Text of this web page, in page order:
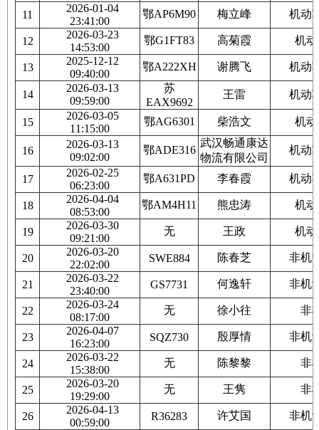
11
2026-01-04
23:41:00
鄂AP6M90 梅立峰 机动
12
2026-03-23
14:53:00
鄂G1FT83 高菊霞 机
13
2025-12-12
09:40:00
鄂A222XH 谢腾飞 机动
14
2026-03-13
09:59:00
苏
EAX9692
王雷 机动
15
2026-03-05
11:15:00
鄂AG6301 柴浩文 机
16
2026-03-13
09:02:00
鄂ADE316
武汉畅通康达
物流有限公司
机动
17
2026-02-25
06:23:00
鄂A631PD 李春霞 机动
18
2026-04-04
08:53:00
鄂AM4H11 熊忠涛 机
19
2026-03-30
09:21:00
无 王政 机
20
2026-03-20
22:02:00
SWE884 陈春芝 非机
21
2026-03-22
23:40:00
GS7731 何逸轩 非机
22
2026-03-24
08:17:00
无 徐小往 非
23
2026-04-07
16:23:00
SQZ730 殷厚情 非机
24
2026-03-22
15:38:00
无 陈黎黎 非
25
2026-03-20
19:29:00
无 王隽 非
26
2026-04-13
00:59:00
R36283 许艾国 非机